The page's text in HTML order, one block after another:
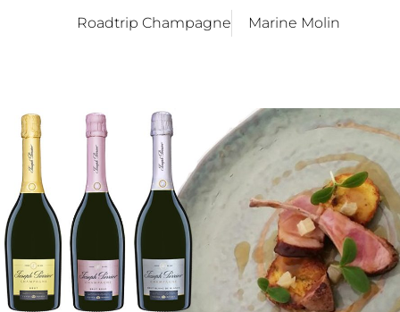
Roadtrip Champagne Marine Molin